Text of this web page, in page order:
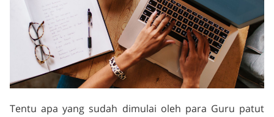
Tentu apa yang sudah dimulai oleh para Guru patut